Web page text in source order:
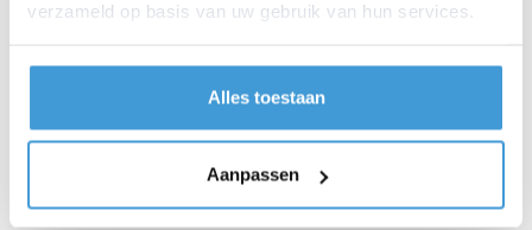
verzameld op basis van uw gebruik van hun services.
Alles toestaan
Aanpassen
Over mij
Rudy Groeneveld, jouw
partner in financiering